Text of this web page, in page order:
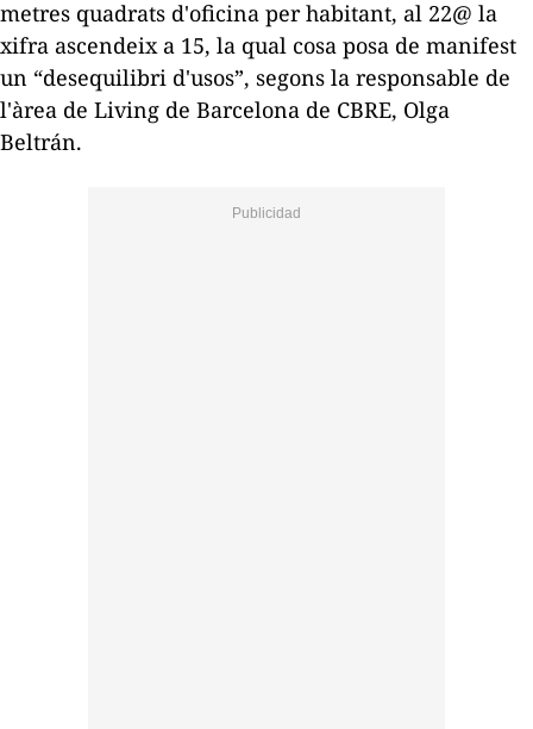
metres quadrats d'oficina per habitant, al 22@ la
xifra ascendeix a 15, la qual cosa posa de manifest
un “desequilibri d'usos”, segons la responsable de
l'àrea de Living de Barcelona de CBRE, Olga
Beltrán.